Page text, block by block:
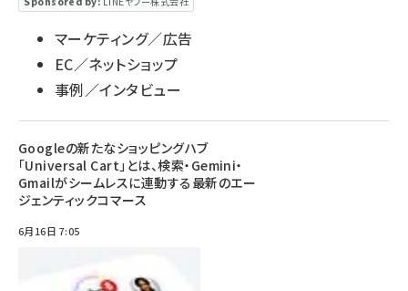
マーケティング／広告
EC／ネットショップ
事例／インタビュー
Googleの新たなショッピングハブ
「Universal Cart」とは、検索・Gemini・
Gmailがシームレスに連動する最新のエー
ジェンティックコマース
6月16日 7:05